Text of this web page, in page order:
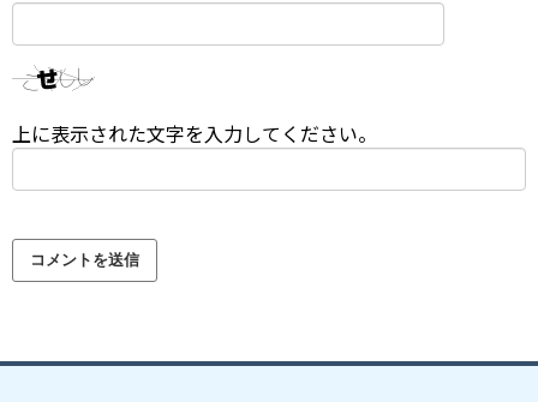
上に表示された文字を入力してください。